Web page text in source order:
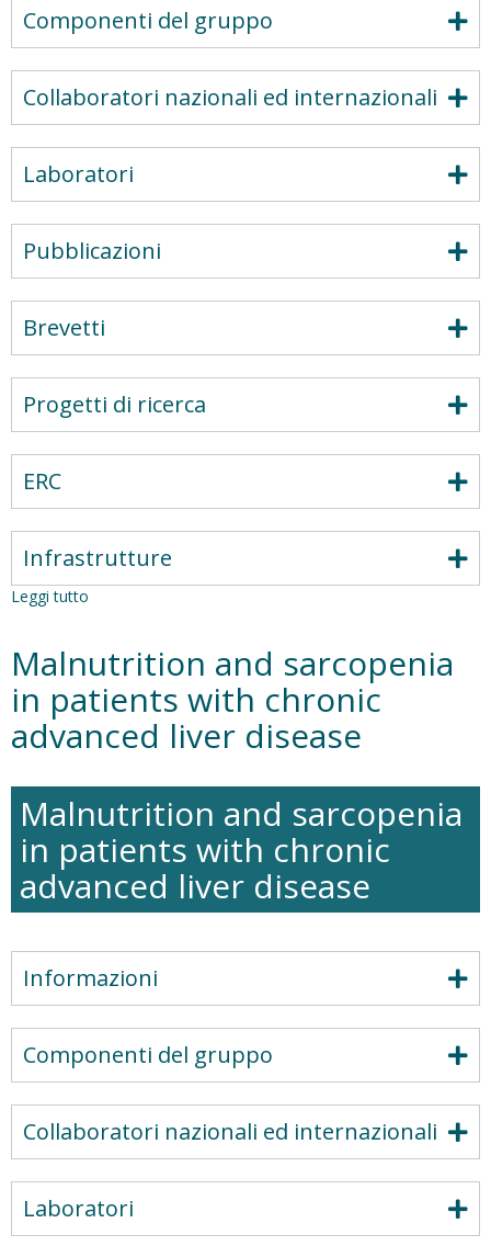
Componenti del gruppo
Collaboratori nazionali ed internazionali
Laboratori
Pubblicazioni
Brevetti
Progetti di ricerca
ERC
Infrastrutture
Leggi tutto
digestive
neuromuscular
and
secretory
disorders
Malnutrition and sarcopenia
in patients with chronic
advanced liver disease
Malnutrition and sarcopenia
in patients with chronic
advanced liver disease
Informazioni
Componenti del gruppo
Collaboratori nazionali ed internazionali
Laboratori